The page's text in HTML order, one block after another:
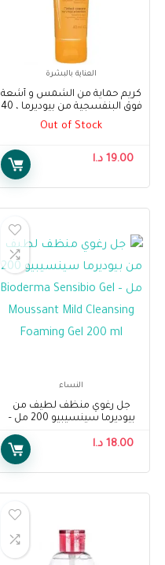
العناية بالبشرة
كريم حماية من الشمس و أشعة
فوق البنفسجية من بيوديرما ، 40
مل – Bioderma Photoderm
Out of Stock
19.00 د.ا
النساء
جل رغوي منظف لطيف من
بيوديرما سينسيبيو 200 مل –
Moussant Mild Cleansing
Foaming Gel 200 ml
18.00 د.ا